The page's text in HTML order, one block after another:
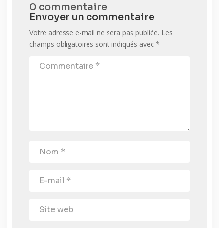
0 commentaire
Envoyer un commentaire
Votre adresse e-mail ne sera pas publiée. Les
champs obligatoires sont indiqués avec *